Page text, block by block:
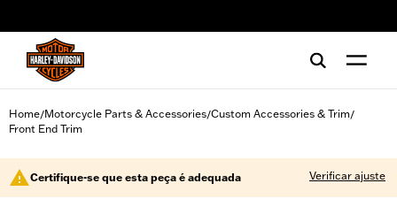
Home/Motorcycle Parts & Accessories/Custom Accessories & Trim/
Front End Trim
Certifique-se que esta peça é adequada Verificar ajuste